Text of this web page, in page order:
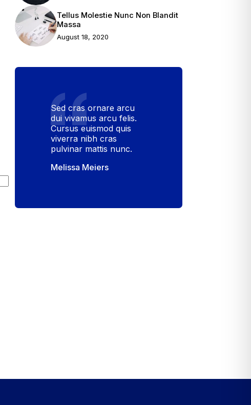
Tellus Molestie Nunc Non Blandit
Massa
August 18, 2020
Sed cras ornare arcu
dui vivamus arcu felis.
Cursus euismod quis
viverra nibh cras
pulvinar mattis nunc.
Melissa Meiers